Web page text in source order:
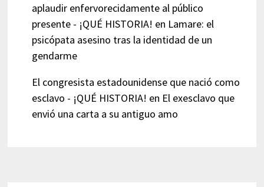
aplaudir enfervorecidamente al público
presente - ¡QUÉ HISTORIA! en Lamare: el
psicópata asesino tras la identidad de un
gendarme
El congresista estadounidense que nació como
esclavo - ¡QUÉ HISTORIA! en El exesclavo que
envió una carta a su antiguo amo